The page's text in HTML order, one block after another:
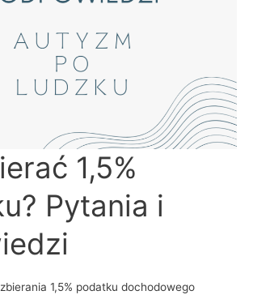
1,5%
Pytania i
1,5% podatku dochodowego